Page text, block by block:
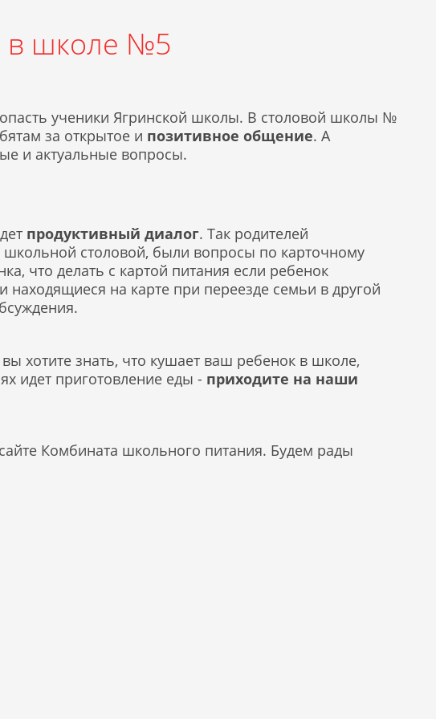
в школе №5
ученики Ягринской школы. В столовой школы №
за открытое и позитивное общение. А
и актуальные вопросы.
продуктивный диалог. Так родителей
столовой, были вопросы по карточному
что делать с картой питания если ребенок
находящиеся на карте при переезде семьи в другой
хотите знать, что кушает ваш ребенок в школе,
идет приготовление еды - приходите на наши
Комбината школьного питания. Будем рады